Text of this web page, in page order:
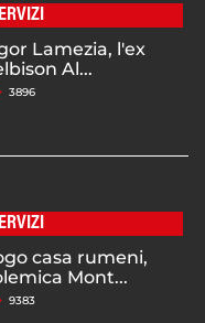
Lamezia, l'ex
Al...
3896
casa rumeni,
Mont...
9383